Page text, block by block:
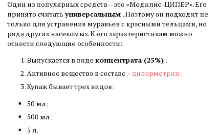
Один из популярных средств – это «Медилис-ЦИПЕР». Его
принято считатьуниверсальным . Поэтому он подходит не
только для устранения муравьев с красными тельцами, но
ряда других насекомых. К его характеристикам можно
отнести следующие особенности:
Выпускается в виде концентрата (25%) .
Активное вещество в составе – циперметрин.
Купаж бывает трех видов:
50 мл;
500 мл;
5 л.